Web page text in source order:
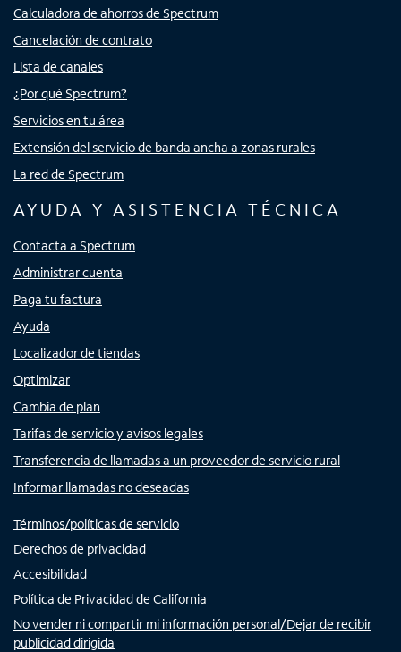
Calculadora de ahorros de Spectrum
Cancelación de contrato
Lista de canales
¿Por qué Spectrum?
Servicios en tu área
Extensión del servicio de banda ancha a zonas rurales
La red de Spectrum
AYUDA Y ASISTENCIA TÉCNICA
Contacta a Spectrum
Administrar cuenta
Paga tu factura
Ayuda
Localizador de tiendas
Optimizar
Cambia de plan
Tarifas de servicio y avisos legales
Transferencia de llamadas a un proveedor de servicio rural
Informar llamadas no deseadas
Términos/políticas de servicio
Derechos de privacidad
Accesibilidad
Política de Privacidad de California
No vender ni compartir mi información personal/Dejar de recibir
publicidad dirigida